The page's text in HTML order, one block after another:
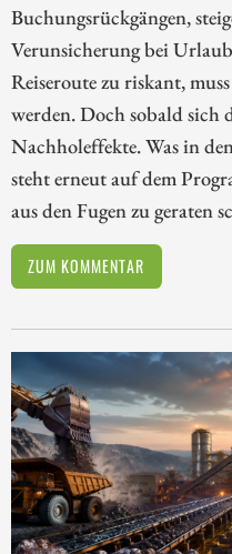
Buchungsrückgängen,
Verunsicherung bei
Reiseroute zu riskant,
werden. Doch sobald sich
Nachholeffekte. Was in
steht erneut auf dem
aus den Fugen zu geraten
ZUM KOMMENTAR